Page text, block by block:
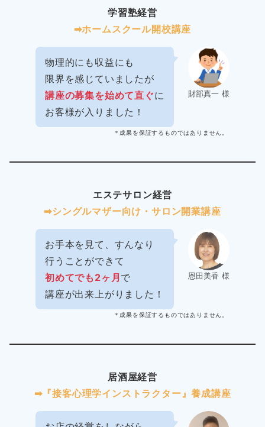
学習塾経営
➡︎ホームスクール開校講座
財部真一 様
物理的にも収益にも
限界を感じていましたが
講座の募集を始めて直ぐに
お客様が入りました！
＊成果を保証するものではありません。
エステサロン経営
➡︎シングルマザー向け・サロン開業講座
恩田美香 様
お手本を見て、すんなり
行うことができて
初めてでも2ヶ月 で
講座が出来上がりました！
＊成果を保証するものではありません。
居酒屋経営
➡︎『接客心理学インストラクター』養成講座